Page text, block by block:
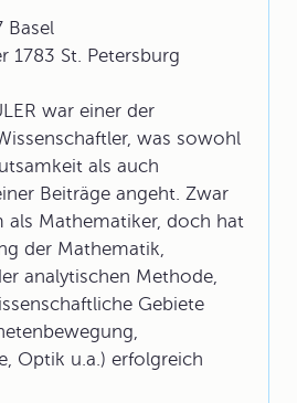
Basel
1783 St. Petersburg
war einer der
was sowohl
als auch
Beiträge angeht. Zwar
als Mathematiker, doch hat
der Mathematik,
analytischen Methode,
Gebiete
Optik u.a.) erfolgreich